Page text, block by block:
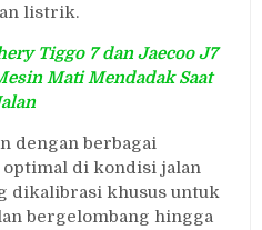
listrik.
Tiggo 7 dan Jaecoo J7
Mati Mendadak Saat
dengan berbagai
optimal di kondisi jalan
dikalibrasi khusus untuk
bergelombang hingga